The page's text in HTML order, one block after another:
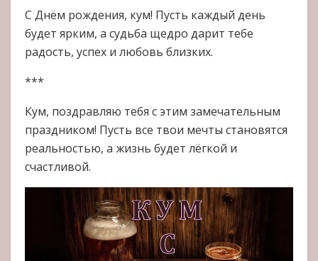
С Днём рождения, кум! Пусть каждый день
будет ярким, а судьба щедро дарит тебе
радость, успех и любовь близких.
***
Кум, поздравляю тебя с этим замечательным
праздником! Пусть все твои мечты становятся
реальностью, а жизнь будет лёгкой и
счастливой.